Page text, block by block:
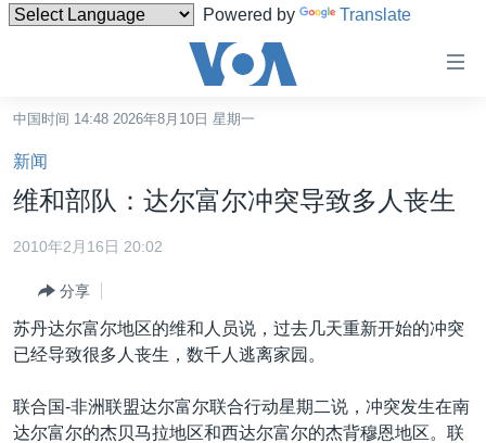
Powered by Translate
碍
链
接
跳
转
容
跳
到
导
港澳
国际
印太
经济·金融·贸易
美中关系
中国时间 14:48 2026年8月10日 星期一
新闻
维和部队：达尔富尔冲突导致多人丧生
2010年2月16日 20:02
分享
苏丹达尔富尔地区的维和人员说，过去几天重新开始的冲突
已经导致很多人丧生，数千人逃离家园。
联合国-非洲联盟达尔富尔联合行动星期二说，冲突发生在南
达尔富尔的杰贝马拉地区和西达尔富尔的杰背穆恩地区。联